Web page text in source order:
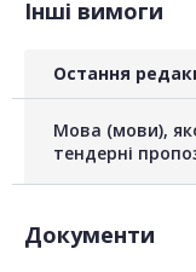
Інші вимоги
Остання
Мова (мови),
тендерні
Документи